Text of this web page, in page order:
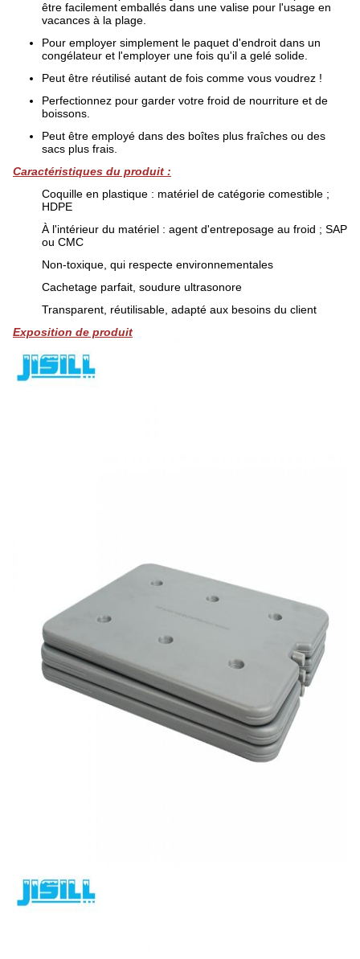
être facilement emballés dans une valise pour l'usage en
vacances à la plage.
Pour employer simplement le paquet d'endroit dans un
congélateur et l'employer une fois qu'il a gelé solide.
Peut être réutilisé autant de fois comme vous voudrez !
Perfectionnez pour garder votre froid de nourriture et de
boissons.
Peut être employé dans des boîtes plus fraîches ou des
sacs plus frais.
Caractéristiques du produit :
Coquille en plastique : matériel de catégorie comestible ;
HDPE
À l'intérieur du matériel : agent d'entreposage au froid ; SAP
ou CMC
Non-toxique, qui respecte environnementales
Cachetage parfait, soudure ultrasonore
Transparent, réutilisable, adapté aux besoins du client
Exposition de produit